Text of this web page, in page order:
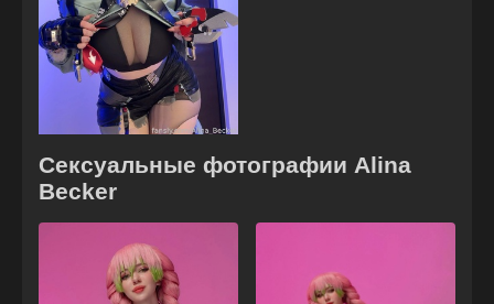
Сексуальные фотографии Alina
Becker